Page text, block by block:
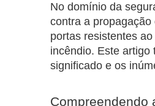
No domínio da
contra a
portas resistentes
incêndio. Este artigo
significado e os
Compreendendo